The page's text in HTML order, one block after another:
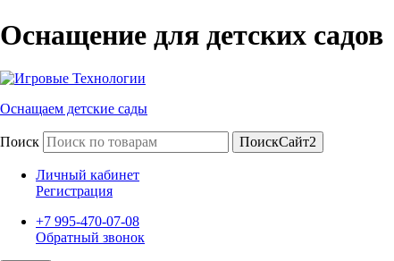
Оснащение для детских садов
Оснащаем детские сады
Поиск ПоискСайт2
Личный кабинет
Регистрация
+7 995-470-07-08
Обратный звонок